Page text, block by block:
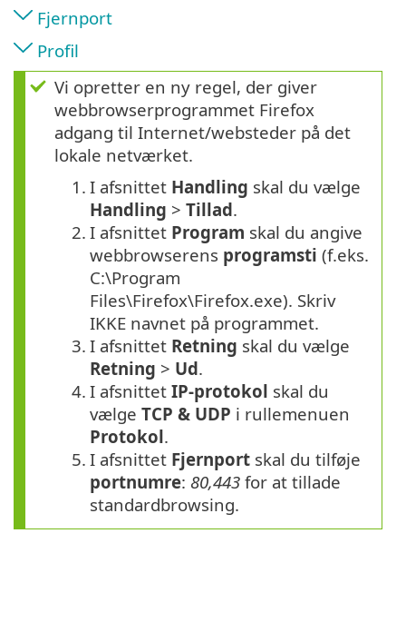
Fjernport
Profil
Vi opretter en ny regel, der giver
webbrowserprogrammet Firefox
adgang til Internet/websteder på det
lokale netværket.
1. I afsnittet Handling skal du vælge
Handling > Tillad.
2. I afsnittet Program skal du angive
webbrowserens programsti (f.eks.
C:\Program
Files\Firefox\Firefox.exe). Skriv
IKKE navnet på programmet.
3. I afsnittet Retning skal du vælge
Retning > Ud.
4. I afsnittet IP-protokol skal du
vælge TCP & UDP i rullemenuen
Protokol.
5. I afsnittet Fjernport skal du tilføje
portnumre: 80,443 for at tillade
standardbrowsing.